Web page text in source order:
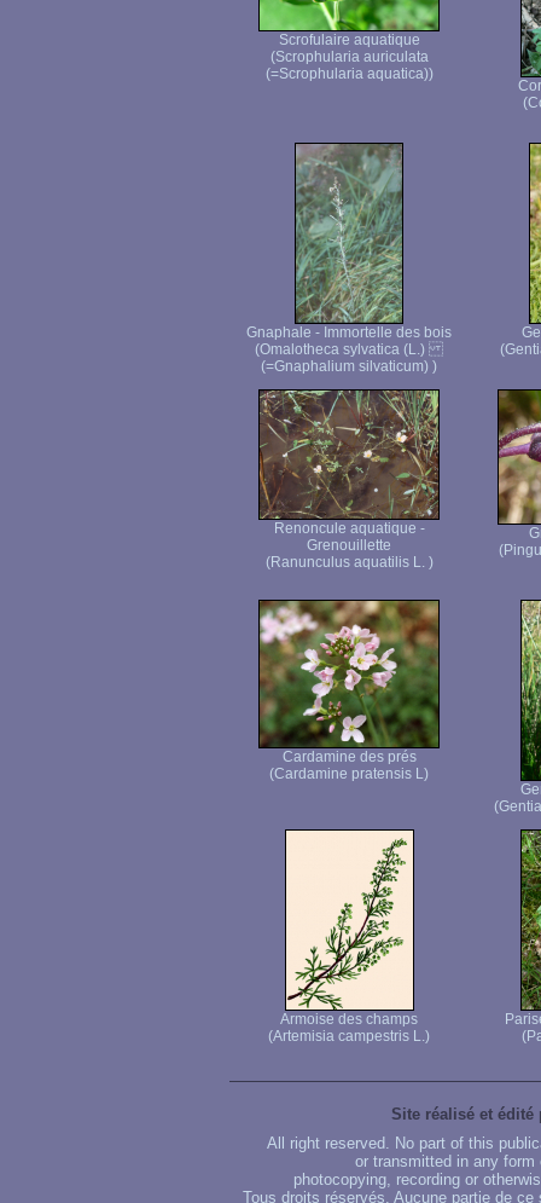
Scrofulaire aquatique
(Scrophularia auriculata
(=Scrophularia aquatica))
Gnaphale - Immortelle des bois
(Omalotheca sylvatica (L.)
(=Gnaphalium silvaticum) )
Renoncule aquatique -
Grenouillette
(Ranunculus aquatilis L. )
Cardamine des prés
(Cardamine pratensis L)
Armoise des champs
(Artemisia campestris L.)
Site réalisé et édité
All right reserved. No part of this
or transmitted in any
photocopying, recording or
Tous droits réservés. Aucune partie de